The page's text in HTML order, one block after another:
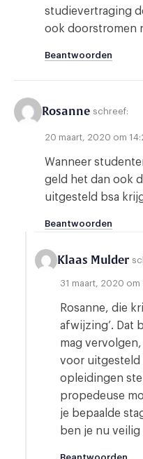
studievertraging
ook doorstromen
Beantwoorden
Rosanne schreef:
20 maart, 2020 om
Wanneer
geld het dan ook
uitgesteld bsa
Beantwoorden
Klaas Mulder
31 maart, 2020 om
Rosanne, die
afwijzing’. Dat
mag
voor uitgesteld
opleidingen
propedeuse
je bepaalde
ben je nu veilig